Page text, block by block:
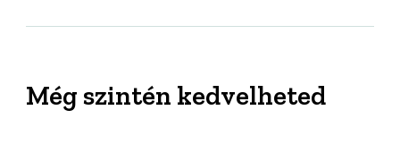
Még szintén kedvelheted